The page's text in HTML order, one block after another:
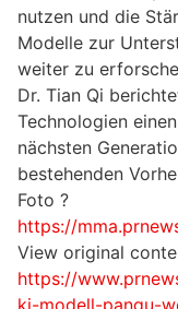
nutzen und die
Modelle zur
weiter zu
Dr. Tian Qi
Technologien
nächsten
bestehenden
Foto ?
https://
View original
https://